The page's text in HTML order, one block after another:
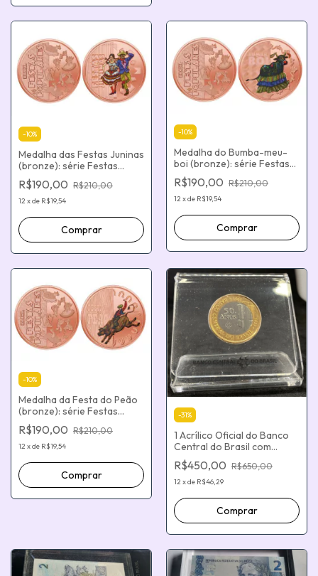
-10%
Medalha das Festas Juninas
(bronze): série Festas
Populares do Brasil
R$190,00 R$210,00
12 xde R$19,54
-10%
Medalha do Bumba-meu-
boi (bronze): série Festas
Populares do Brasi
R$190,00 R$210,00
12 xde R$19,54
-10%
Medalha da Festa do Peão
(bronze): série Festas
Populares do Brasil
R$190,00 R$210,00
12 xde R$19,54
-31%
1 Acrílico Oficial do Banco
Central do Brasil com
Moeda de 1 Real - BC 50
Anos.
R$450,00 R$650,00
12 xde R$46,29